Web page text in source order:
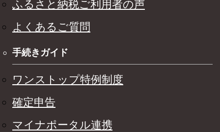
ふるさと納税ご利用者の声
よくあるご質問
手続きガイド
ワンストップ特例制度
確定申告
マイナポータル連携